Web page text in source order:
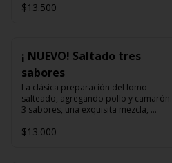
$13.500
¡ NUEVO! Saltado tres
sabores
La clásica preparación del lomo
salteado, agregando pollo y camarón.
3 sabores, una exquisita mezcla,
$13.000